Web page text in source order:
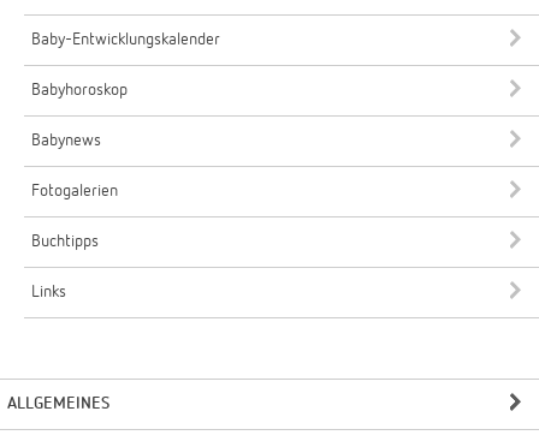
Baby-Entwicklungskalender
Babyhoroskop
Babynews
Fotogalerien
Buchtipps
Links
ALLGEMEINES